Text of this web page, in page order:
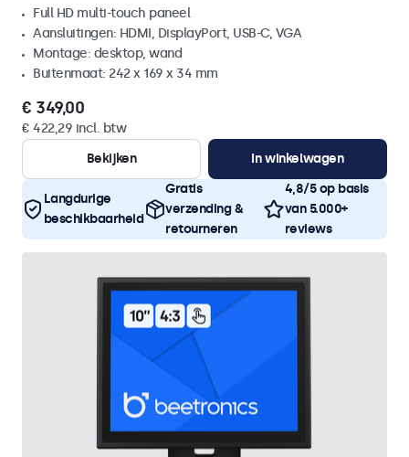
Full HD multi-touch paneel
Aansluitingen: HDMI, DisplayPort, USB-C, VGA
Montage: desktop, wand
Buitenmaat: 242 x 169 x 34 mm
€ 349,00
€ 422,29 incl. btw
Bekijken
In winkelwagen
Langdurige
beschikbaarheid
Gratis
verzending &
retourneren
4,8/5 op basis
van 5.000+
reviews